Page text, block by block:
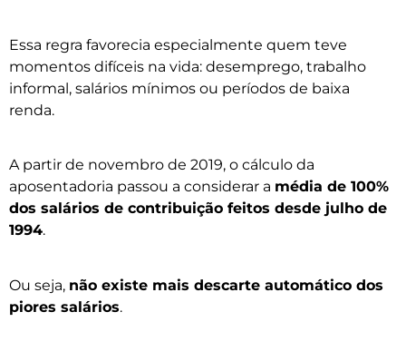
Essa regra favorecia especialmente quem teve
momentos difíceis na vida: desemprego, trabalho
informal, salários mínimos ou períodos de baixa
renda.
A partir de novembro de 2019, o cálculo da
aposentadoria passou a considerar a média de 100%
dos salários de contribuição feitos desde julho de
1994.
Ou seja, não existe mais descarte automático dos
piores salários.